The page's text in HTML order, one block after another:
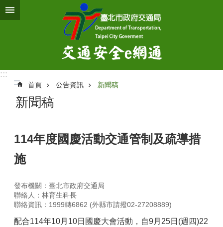
跳到主要內容區塊
:::
:::
首頁 公告資訊 新聞稿
新聞稿
114年度國慶活動交通管制及疏導措
施
發布機關：臺北市政府交通局
聯絡人：林育生科長
聯絡資訊：1999轉6862 (外縣市請撥02-27208889)
配合114年10月10日國慶大會活動，自9月25日(週四)22